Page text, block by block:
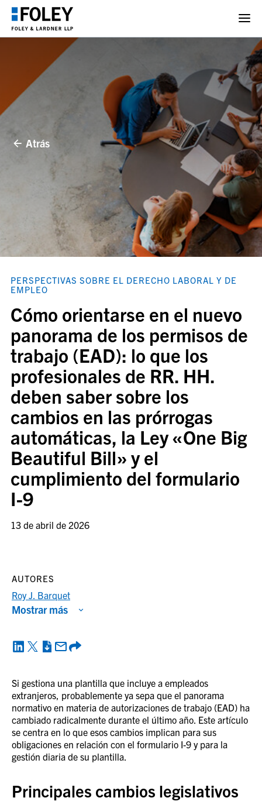
Atrás
PERSPECTIVAS SOBRE EL DERECHO LABORAL Y DE
EMPLEO
Cómo orientarse en el nuevo
panorama de los permisos de
trabajo (EAD): lo que los
profesionales de RR. HH.
deben saber sobre los
cambios en las prórrogas
automáticas, la Ley «One Big
Beautiful Bill» y el
cumplimiento del formulario
I-9
13 de abril de 2026
Si gestiona una plantilla que incluye a empleados
extranjeros, probablemente ya sepa que el panorama
normativo en materia de autorizaciones de trabajo (EAD) ha
cambiado radicalmente durante el último año. Este artículo
se centra en lo que esos cambios implican para sus
obligaciones en relación con el formulario I-9 y para la
gestión diaria de su plantilla.
Principales cambios legislativos
AUTORES
Roy J. Barquet
Mostrar más